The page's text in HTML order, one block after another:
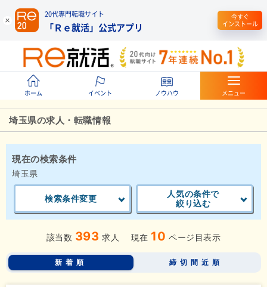
20代専門転職サイト
「Ｒｅ就活」公式アプリ
今すぐ
インストール
ホーム イベント ノウハウ メニュー
埼玉県の求人・転職情報
現在の検索条件
埼玉県
検索条件変更
人気の条件で
絞り込む
該当数 393 求人 現在 10 ページ目表示
新着順 締切間近順